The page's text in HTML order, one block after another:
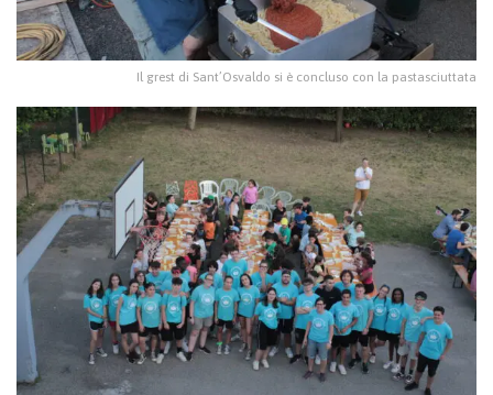
Il grest di Sant’Osvaldo si è concluso con la pastasciuttata